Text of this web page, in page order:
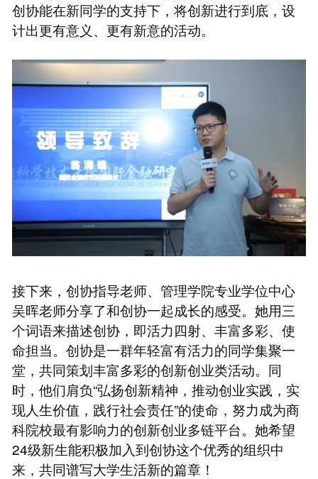
创协能在新同学的支持下，将创新进行到底，设
计出更有意义、更有新意的活动。
接下来，创协指导老师、管理学院专业学位中心
吴晖老师分享了和创协一起成长的感受。她用三
个词语来描述创协，即活力四射、丰富多彩、使
命担当。创协是一群年轻富有活力的同学集聚一
堂，共同策划丰富多彩的创新创业类活动。同
时，他们肩负“弘扬创新精神，推动创业实践，实
现人生价值，践行社会责任”的使命，努力成为商
科院校最有影响力的创新创业多链平台。她希望
24级新生能积极加入到创协这个优秀的组织中
来，共同谱写大学生活新的篇章！